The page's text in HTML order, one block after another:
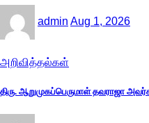
admin Aug 1, 2026
அறிவித்தல்கள்
திரு. ஆறுமுகப்பெருமாள் தவராஜா